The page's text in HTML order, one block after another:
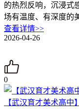
的热烈反响，沉浸式
场有温度、有深度的
查看详情>>
2026-04-26
0
【武汉育才美术高中